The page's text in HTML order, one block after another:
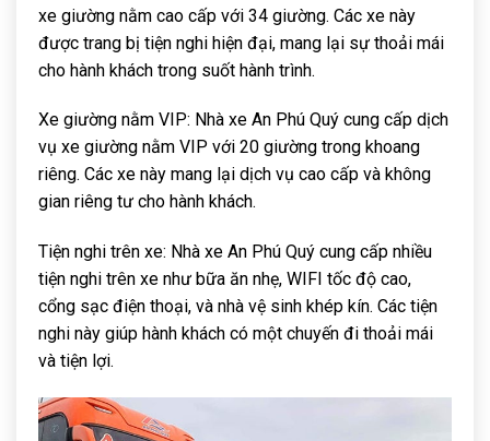
xe giường nằm cao cấp với 34 giường. Các xe này
được trang bị tiện nghi hiện đại, mang lại sự thoải mái
cho hành khách trong suốt hành trình.
Xe giường nằm VIP: Nhà xe An Phú Quý cung cấp dịch
vụ xe giường nằm VIP với 20 giường trong khoang
riêng. Các xe này mang lại dịch vụ cao cấp và không
gian riêng tư cho hành khách.
Tiện nghi trên xe: Nhà xe An Phú Quý cung cấp nhiều
tiện nghi trên xe như bữa ăn nhẹ, WIFI tốc độ cao,
cổng sạc điện thoại, và nhà vệ sinh khép kín. Các tiện
nghi này giúp hành khách có một chuyến đi thoải mái
và tiện lợi.